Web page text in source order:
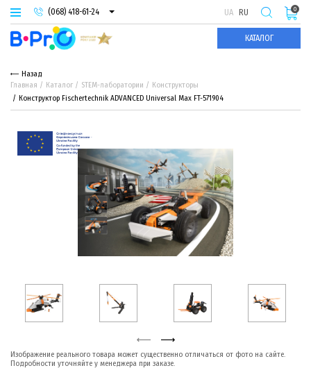
(068) 418-61-24
(093) 974-66-94
(095) 987-29-55
UA RU
КАТАЛОГ
0
Назад
Главная
Каталог STEM-лаборатории
Конструкторы
Конструктор Fisсhertechnik ADVANCED Universal Max FT-571904
Изображение реального товара может существенно отличаться от фото на сайте.
Подробности уточняйте у менеджера при заказе.